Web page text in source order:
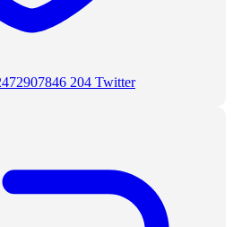
204 Twitter